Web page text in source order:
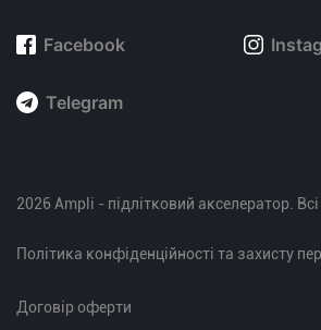
Facebook
Telegram
2026 Ampli - підлітковий акселератор.
Політика конфіденційності та захисту
Договір оферти